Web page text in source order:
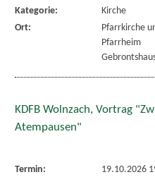
Kategorie:
Kirche
Ort:
Pfarrkirche
Pfarrheim
KDFB Wolnzach, Vortrag
Atempausen"
Termin:
19.10.2026